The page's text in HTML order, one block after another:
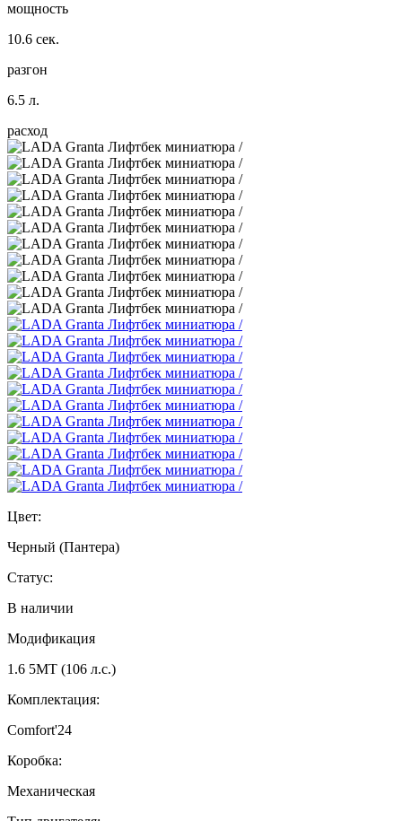
мощность
10.6 сек.
разгон
6.5 л.
расход
Цвет:
Черный (Пантера)
Статус:
В наличии
Модификация
1.6 5МТ (106 л.с.)
Комплектация:
Comfort'24
Коробка:
Механическая